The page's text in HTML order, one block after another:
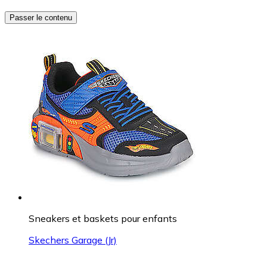
Passer le contenu
Sneakers et baskets pour enfants
Skechers Garage (Jr)